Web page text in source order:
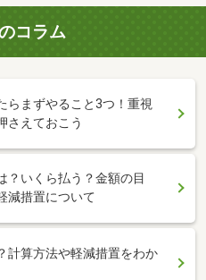
コラム
らまずやること3つ！重視
さえておこう
？いくら払う？金額の目
減措置について
計算方法や軽減措置をわか